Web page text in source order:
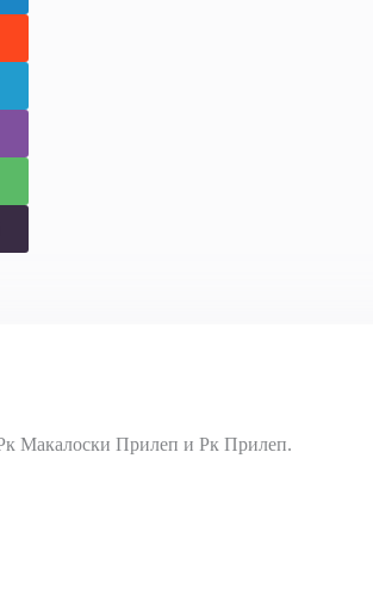
Макалоски Прилеп и Рк Прилеп.